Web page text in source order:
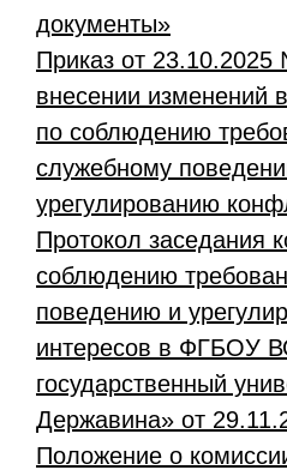
документы»
Приказ от
внесении изменений
по соблюдению
служебному
урегулированию
Протокол заседания
соблюдению
поведению и
интересов в ФГБОУ
государственный
Державина» от
Положение о